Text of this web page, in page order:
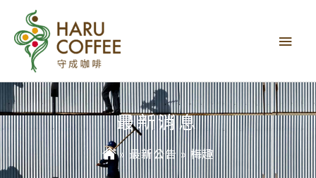
要
單
最新消息
» 最新公告 » 梅趣